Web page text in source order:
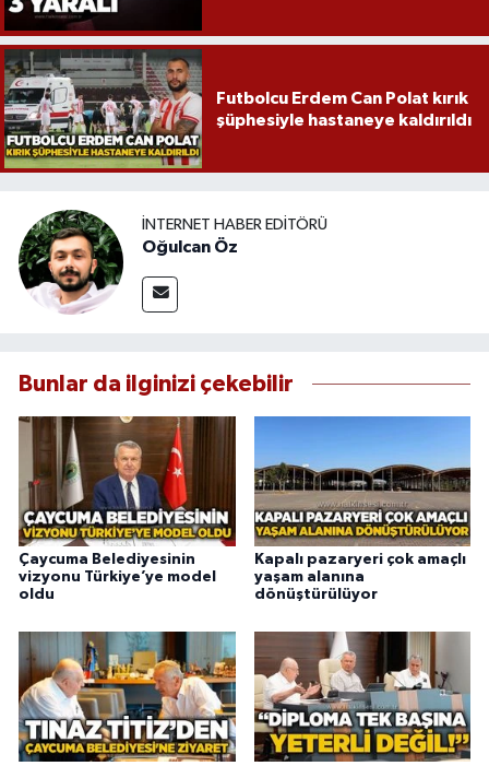
Futbolcu Erdem Can Polat kırık
şüphesiyle hastaneye kaldırıldı
İNTERNET HABER EDITÖRÜ
Oğulcan Öz
Bunlar da ilginizi çekebilir
Çaycuma Belediyesinin
vizyonu Türkiye’ye model
oldu
Kapalı pazaryeri çok amaçlı
yaşam alanına
dönüştürülüyor